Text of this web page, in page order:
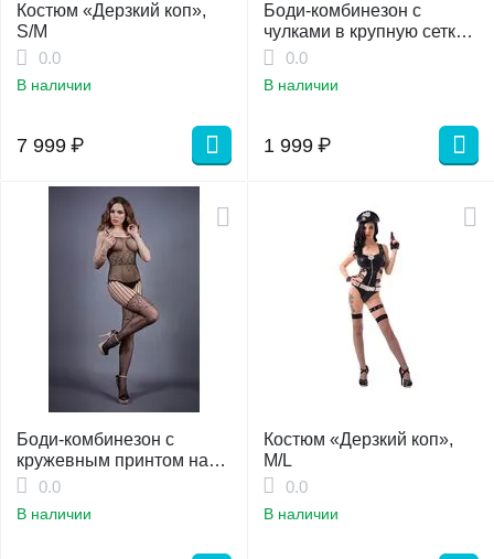
Костюм «Дерзкий коп»,
S/M
0.0
В наличии
7 999 ₽
Боди-комбинезон с
чулками в крупную сетку
S/L0.0
В наличии
1 999 ₽
Боди-комбинезон с
кружевным принтом на
талии, S/L
0.0
В наличии
Костюм «Дерзкий коп»,
M/L
0.0
В наличии